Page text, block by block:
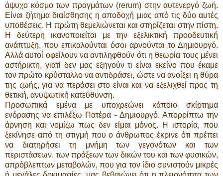
άψυχο κόσμο των πραγμάτων (rerum) στην αυτενεργό ζωή.
Είναι ζήτημα διαίσθησης η αποδοχή μιας από τις δύο αυτές
υποθέσεις. Η πρώτη θεμελιώνεται και στηρίζεται στην πίστη.
Η δεύτερη ικανοποιείται με την εξελικτική προοδευτική
ανάπτυξη, που επικαλούνται όσοι αρνούνται το Δημιουργό.
Αλλά αυτοί οφείλουν να αντιληφθούν ότι η θεωρία τους μένει
αστήρικτη, γιατί δεν μας εξηγούν τι είναι εκείνο που έκαμε
τον πρώτο κρύσταλλο να αντιδράσει, ώστε να ανοίξει η θύρα
της ζωής, για να περάσει στο είναι και να εξελιχθεί προς τη
θετική, ανυψωτική κατεύθυνση.
Προσωπικά εμένα με υποχρεώνει κάποιο σκίρτημα
ενόρασης να επιλέξω Πατέρα - Δημιουργό. Απορρίπτω την
άρνηση και νομίζω πως δεν είμαι μόνος. Η ιστορία, που
ξεκίνησε από τη στιγμή που ο άνθρωπος έκρινε ότι πρέπει
να διατηρήσει τη μνήμη των γεγονότων και των
περιστάσεων, των πράξεων των δικών του και των φυσικών,
απρόβλεπτων μεταβολών, που για τον ίδιο συνιστούν μικρές